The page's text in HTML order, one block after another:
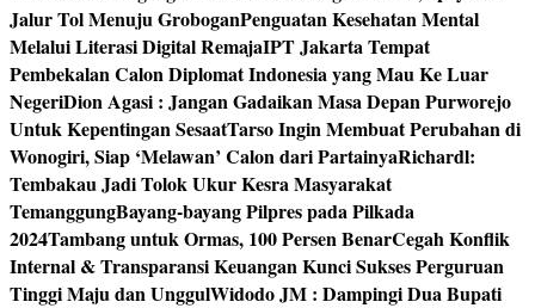
Jalur Tol Menuju GroboganPenguatan Kesehatan Mental
Melalui Literasi Digital RemajaIPT Jakarta Tempat
Pembekalan Calon Diplomat Indonesia yang Mau Ke Luar
NegeriDion Agasi : Jangan Gadaikan Masa Depan Purworejo
Untuk Kepentingan SesaatTarso Ingin Membuat Perubahan di
Wonogiri, Siap ‘Melawan’ Calon dari PartainyaRichardl:
Tembakau Jadi Tolok Ukur Kesra Masyarakat
TemanggungBayang-bayang Pilpres pada Pilkada
2024Tambang untuk Ormas, 100 Persen BenarCegah Konflik
Internal & Transparansi Keuangan Kunci Sukses Perguruan
Tinggi Maju dan UnggulWidodo JM : Dampingi Dua Bupati